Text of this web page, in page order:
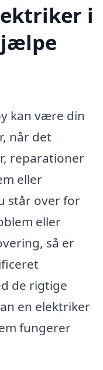
i
kan være din
når det
reparationer
eller
står over for
eller
så er
de rigtige
en elektriker
fungerer